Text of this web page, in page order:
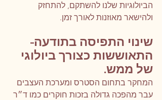
הביולוגיות שלנו להשתקם, להתחזק
ולהישאר מאוזנות לאורך זמן.
שינוי התפיסה בתודעה-
התאוששות כצורך ביולוגי
של ממש.
המחקר בתחום הסטרס ומערכת העצבים
עבר מהפכה גדולה בזכות חוקרים כמו ד״ר